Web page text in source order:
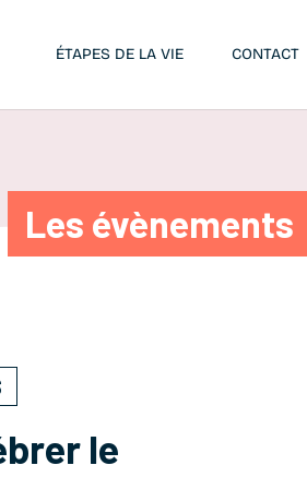
ÉTAPES DE LA VIE CONTACT
Les évènements
le